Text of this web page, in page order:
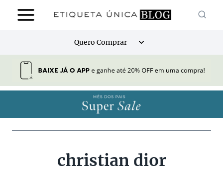
para
Quero Comprar
Alternar
christian dior